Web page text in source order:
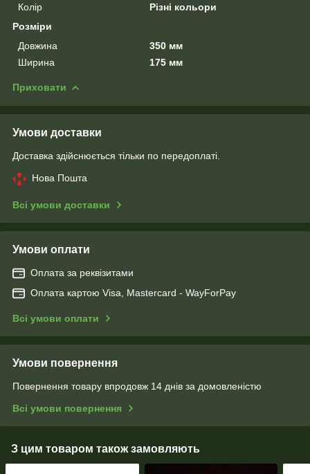
Колір
Різні кольори
Розміри
Довжина
350 мм
Ширина
175 мм
Приховати
Умови доставки
Доставка здійснюється тільки по передоплаті.
Нова Пошта
Всі умови доставки
Умови оплати
Оплата за реквізитами
Оплата картою Visa, Mastercard - WayForPay
Всі умови оплати
Умови повернення
Повернення товару впродовж 14 днів за домовленістю
Всі умови повернення
З цим товаром також замовляють